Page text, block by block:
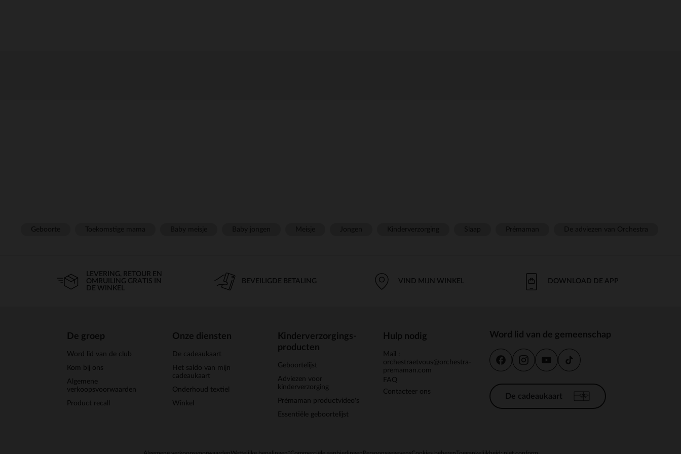
LEVERING, RETOUR EN
OMRUILING GRATIS IN
DE WINKEL
BEVEILIGDE BETALING VIND MIJN WINKEL DOWNLOAD DE APP
De groep
Word lid van de club
Kom bij ons
Algemene
verkoopsvoorwaarden
Product recall
Onze diensten
De cadeaukaart
Het saldo van mijn
cadeaukaart
Onderhoud textiel
Winkel
Kinderverzorgings-
producten
Geboortelijst
Adviezen voor
kinderverzorging
Prémaman productvideo's
Essentiële geboortelijst
Hulp nodig
Mail :
orchestraetvous@orchestra-
premaman.com
FAQ
Contacteer ons
Word lid van de gemeenschap
De cadeaukaart